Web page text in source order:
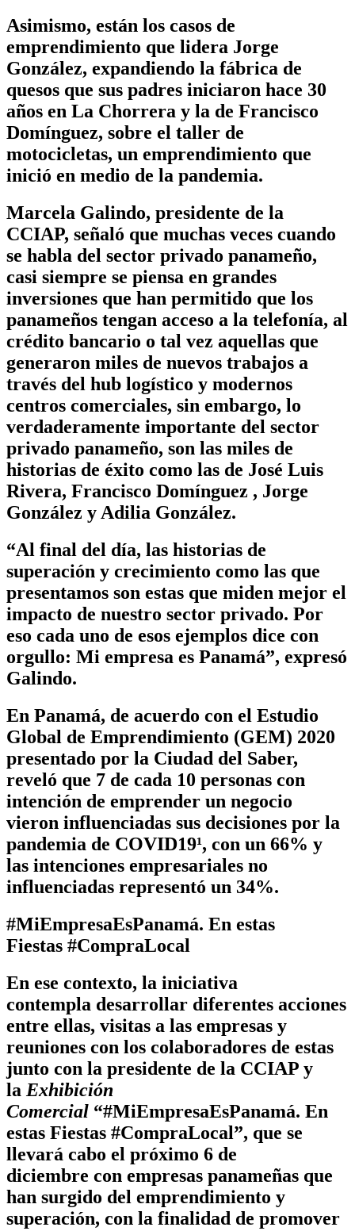
Asimismo, están los casos de
emprendimiento que lidera Jorge
González, expandiendo la fábrica de
quesos que sus padres iniciaron hace 30
años en La Chorrera y la de Francisco
Domínguez, sobre el taller de
motocicletas, un emprendimiento que
inició en medio de la pandemia.
Marcela Galindo, presidente de la
CCIAP, señaló que muchas veces cuando
se habla del sector privado panameño,
casi siempre se piensa en grandes
inversiones que han permitido que los
panameños tengan acceso a la telefonía, al
crédito bancario o tal vez aquellas que
generaron miles de nuevos trabajos a
través del hub logístico y modernos
centros comerciales, sin embargo, lo
verdaderamente importante del sector
privado panameño, son las miles de
historias de éxito como las de José Luis
Rivera, Francisco Domínguez , Jorge
González y Adilia González.
“Al final del día, las historias de
superación y crecimiento como las que
presentamos son estas que miden mejor el
impacto de nuestro sector privado. Por
eso cada uno de esos ejemplos dice con
orgullo: Mi empresa es Panamá”, expresó
Galindo.
En Panamá, de acuerdo con el Estudio
Global de Emprendimiento (GEM) 2020
presentado por la Ciudad del Saber,
reveló que 7 de cada 10 personas con
intención de emprender un negocio
vieron influenciadas sus decisiones por la
pandemia de COVID19¹, con un 66% y
las intenciones empresariales no
influenciadas representó un 34%.
#MiEmpresaEsPanamá. En estas
Fiestas #CompraLocal
En ese contexto, la iniciativa
contempla desarrollar diferentes acciones
entre ellas, visitas a las empresas y
reuniones con los colaboradores de estas
junto con la presidente de la CCIAP y
la Exhibición
Comercial “#MiEmpresaEsPanamá. En
estas Fiestas #CompraLocal”, que se
llevará cabo el próximo 6 de
diciembre con empresas panameñas que
han surgido del emprendimiento y
superación, con la finalidad de promover